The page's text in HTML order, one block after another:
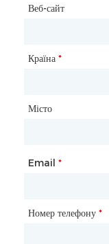
нації*
Місто
Назва компанії
телефони
Email*
Веб-сайт
Країна *
Місто
Email *
Номер телефону *